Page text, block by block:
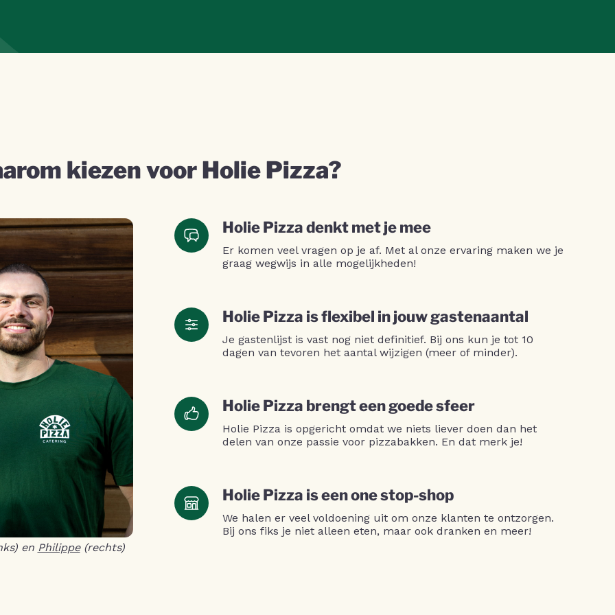
kiezen voor Holie Pizza?
Holie Pizza denkt met je mee
Er komen veel vragen op je af. Met al onze ervaring maken we je
graag wegwijs in alle mogelijkheden!
Holie Pizza is flexibel in jouw gastenaantal
Je gastenlijst is vast nog niet definitief. Bij ons kun je tot 10
dagen van tevoren het aantal wijzigen (meer of minder).
Holie Pizza brengt een goede sfeer
Holie Pizza is opgericht omdat we niets liever doen dan het
delen van onze passie voor pizzabakken. En dat merk je!
Holie Pizza is een one stop-shop
We halen er veel voldoening uit om onze klanten te ontzorgen.
Bij ons fiks je niet alleen eten, maar ook dranken en meer!
en Philippe(rechts)